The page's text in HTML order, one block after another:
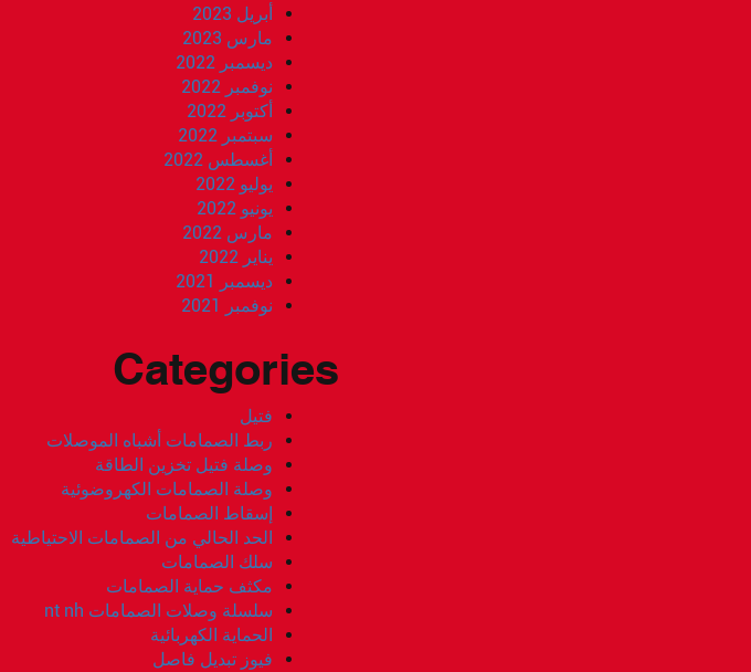
أبريل 2023
مارس 2023
ديسمبر 2022
نوفمبر 2022
أكتوبر 2022
سبتمبر 2022
أغسطس 2022
يوليو 2022
يونيو 2022
مارس 2022
يناير 2022
ديسمبر 2021
نوفمبر 2021
Categories
فتيل
ربط الصمامات أشباه الموصلات
وصلة فتيل تخزين الطاقة
وصلة الصمامات الكهروضوئية
إسقاط الصمامات
الحد الحالي من الصمامات الاحتياطية
سلك الصمامات
مكثف حماية الصمامات
سلسلة وصلات الصمامات nt nh
الحماية الكهربائية
فيوز تبديل فاصل